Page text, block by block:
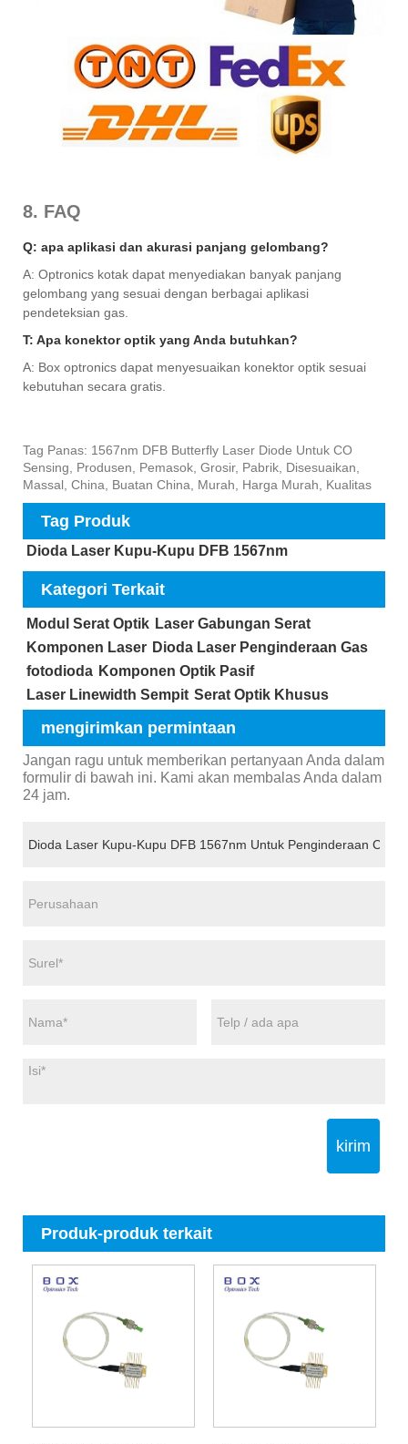
8. FAQ
Q: apa aplikasi dan akurasi panjang gelombang?
A: Optronics kotak dapat menyediakan banyak panjang
gelombang yang sesuai dengan berbagai aplikasi
pendeteksian gas.
T: Apa konektor optik yang Anda butuhkan?
A: Box optronics dapat menyesuaikan konektor optik sesuai
kebutuhan secara gratis.
Tag Panas: 1567nm DFB Butterfly Laser Diode Untuk CO
Sensing, Produsen, Pemasok, Grosir, Pabrik, Disesuaikan,
Massal, China, Buatan China, Murah, Harga Murah, Kualitas
Tag Produk
Dioda Laser Kupu-Kupu DFB 1567nm
Kategori Terkait
Modul Serat Optik Laser Gabungan Serat
Komponen Laser Dioda Laser Penginderaan Gas
fotodioda Komponen Optik Pasif
Laser Linewidth Sempit Serat Optik Khusus
mengirimkan permintaan
Jangan ragu untuk memberikan pertanyaan Anda dalam
formulir di bawah ini. Kami akan membalas Anda dalam
24 jam.
kirim
Produk-produk terkait